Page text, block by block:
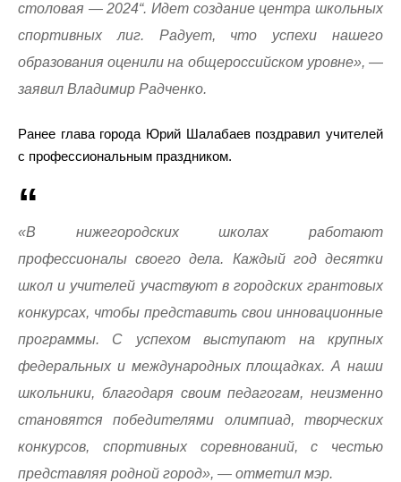
столовая — 2024“. Идет создание центра школьных
спортивных лиг. Радует, что успехи нашего
образования оценили на общероссийском уровне», —
заявил Владимир Радченко.
Ранее глава города Юрий Шалабаев поздравил учителей
с профессиональным праздником.
«В нижегородских школах работают
профессионалы своего дела. Каждый год десятки
школ и учителей участвуют в городских грантовых
конкурсах, чтобы представить свои инновационные
программы. С успехом выступают на крупных
федеральных и международных площадках. А наши
школьники, благодаря своим педагогам, неизменно
становятся победителями олимпиад, творческих
конкурсов, спортивных соревнований, с честью
представляя родной город», — отметил мэр.